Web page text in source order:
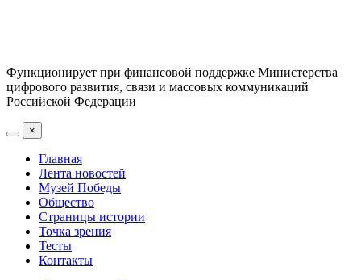
Функционирует при финансовой поддержке Министерства
цифрового развития, связи и массовых коммуникаций
Российской Федерации
×
Главная
Лента новостей
Музей Победы
Общество
Страницы истории
Точка зрения
Тесты
Контакты